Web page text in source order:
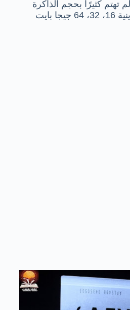
تهتم كثيرًا بحجم الذاكرة
بايت